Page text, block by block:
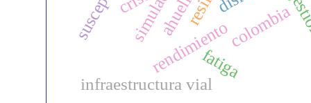
rendimiento
fatiga
infraestructura vial
colombia